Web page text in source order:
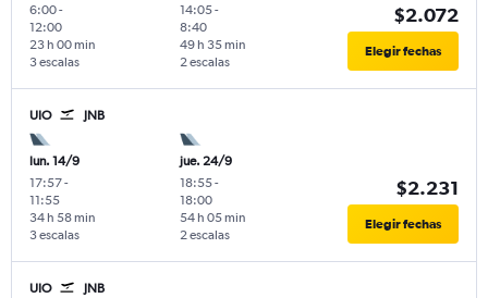
6:00-
12:00
3 escalas
23 h 00 min
14:05-
8:40
2 escalas
49 h 35 min
$2.072
Elegir fechas
UIO JNB
lun. 14/9
17:57-
11:55
3 escalas
34 h 58 min
jue. 24/9
18:55-
18:00
2 escalas
54 h 05 min
$2.231
Elegir fechas
UIO JNB